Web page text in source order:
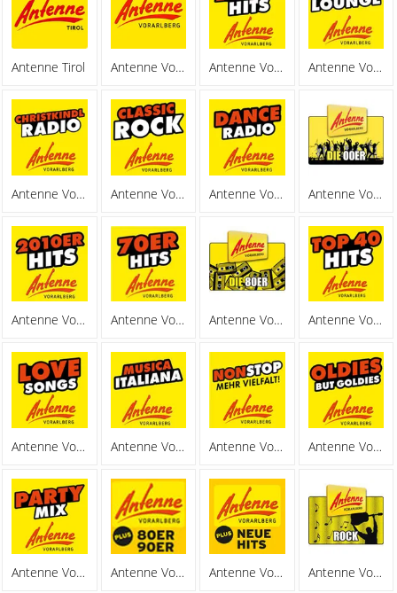
Antenne Tirol Antenne Vorarlberg Antenne Vorarlberg 90er Hits Antenne Vorarlberg Chillout
Antenne Vorarlberg Christkindl Radio Antenne Vorarlberg Classic Rock Antenne Vorarlberg Dance Radio Antenne Vorarlberg Die 00er
Antenne Vorarlberg Die 2010er Antenne Vorarlberg Die 70er Antenne Vorarlberg Die 80er Antenne Vorarlberg Hits
Antenne Vorarlberg Lovesongs Antenne Vorarlberg Musica Italiana Antenne Vorarlberg Nonstop Antenne Vorarlberg Oldies
Antenne Vorarlberg Partymix Antenne Vorarlberg Plus 80er,90er Antenne Vorarlberg Plus Neue Hits Antenne Vorarlberg Rock